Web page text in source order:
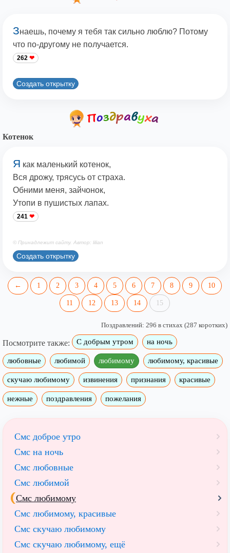
Знаешь, почему я тебя так сильно люблю? Потому
что по-другому не получается.
262
Создать открытку
Котенок
Я как маленький котенок,
Вся дрожу, трясусь от страха.
Обними меня, зайчонок,
Утопи в пушистых лапах.
241
© Принадлежит сайту. Автор: lilian
Создать открытку
← 1 2 3 4 5 6 7 8 9 10
11 12 13 14 15
Поздравлений: 296 в стихах (287 коротких)
Посмотрите также: С добрым утром на ночь
любовные любимой любимому любимому, красивые
скучаю любимому извинения признания красивые
нежные поздравления пожелания
Смс доброе утро
Смс на ночь
Смс любовные
Смс любимой
Смс любимому
Смс любимому, красивые
Смс скучаю любимому
Смс скучаю любимому, ещё